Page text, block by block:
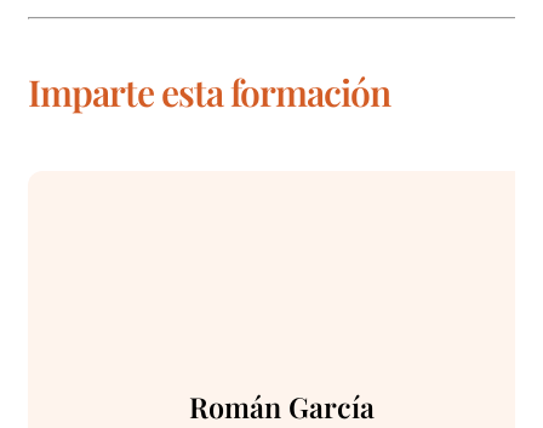
Imparte esta formación
Román García